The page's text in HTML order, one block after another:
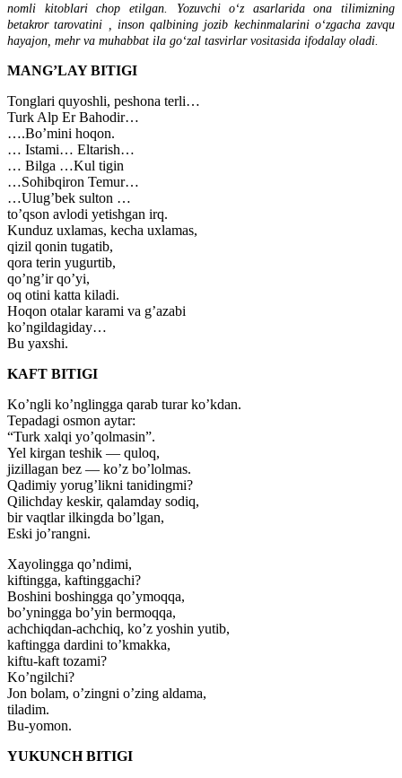
nomli kitoblari chop etilgan. Yozuvchi oʻz asarlarida ona tilimizning
betakror tarovatini , inson qalbining jozib kechinmalarini oʻzgacha zavqu
hayajon, mehr va muhabbat ila goʻzal tasvirlar vositasida ifodalay oladi.
MANG’LAY BITIGI
Tonglari quyoshli, peshona terli…
Turk Alp Er Bahodir…
….Bo’mini hoqon.
… Istami… Eltarish…
… Bilga …Kul tigin
…Sohibqiron Temur…
…Ulug’bek sulton …
to’qson avlodi yetishgan irq.
Kunduz uxlamas, kecha uxlamas,
qizil qonin tugatib,
qora terin yugurtib,
qo’ng’ir qo’yi,
oq otini katta kiladi.
Hoqon otalar karami va g’azabi
ko’ngildagiday…
Bu yaxshi.
KAFT BITIGI
Ko’ngli ko’nglingga qarab turar ko’kdan.
Tepadagi osmon aytar:
“Turk xalqi yo’qolmasin”.
Yel kirgan teshik — quloq,
jizillagan bez — ko’z bo’lolmas.
Qadimiy yorug’likni tanidingmi?
Qilichday keskir, qalamday sodiq,
bir vaqtlar ilkingda bo’lgan,
Eski jo’rangni.
Xayolingga qo’ndimi,
kiftingga, kaftinggachi?
Boshini boshingga qo’ymoqqa,
bo’yningga bo’yin bermoqqa,
achchiqdan-achchiq, ko’z yoshin yutib,
kaftingga dardini to’kmakka,
kiftu-kaft tozami?
Ko’ngilchi?
Jon bolam, o’zingni o’zing aldama,
tiladim.
Bu-yomon.
YUKUNCH BITIGI